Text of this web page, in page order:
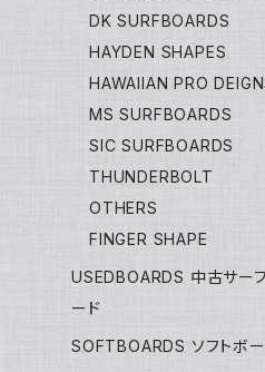
DK SURFBOARDS
HAYDEN SHAPES
HAWAIIAN PRO
MS SURFBOARDS
SIC SURFBOARDS
THUNDERBOLT
OTHERS
FINGER SHAPE
USEDBOARDS 中古サー
ード
SOFTBOARDS ソフトボー